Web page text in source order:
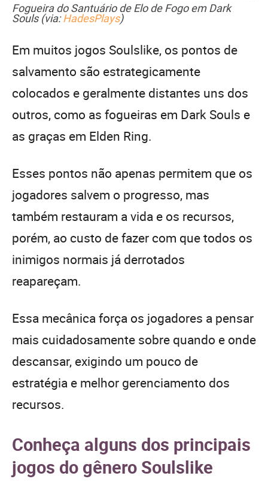
Fogueira do Santuário de Elo de Fogo em Dark
Souls (via:HadesPlays)
Em muitos jogos Soulslike, os pontos de
salvamento são estrategicamente
colocados e geralmente distantes uns dos
outros, como as fogueiras em Dark Souls e
as graças em Elden Ring.
Esses pontos não apenas permitem que os
jogadores salvem o progresso, mas
também restauram a vida e os recursos,
porém, ao custo de fazer com que todos os
inimigos normais já derrotados
reapareçam.
Essa mecânica força os jogadores a pensar
mais cuidadosamente sobre quando e onde
descansar, exigindo um pouco de
estratégia e melhor gerenciamento dos
recursos.
Conheça alguns dos principais
jogos do gênero Soulslike